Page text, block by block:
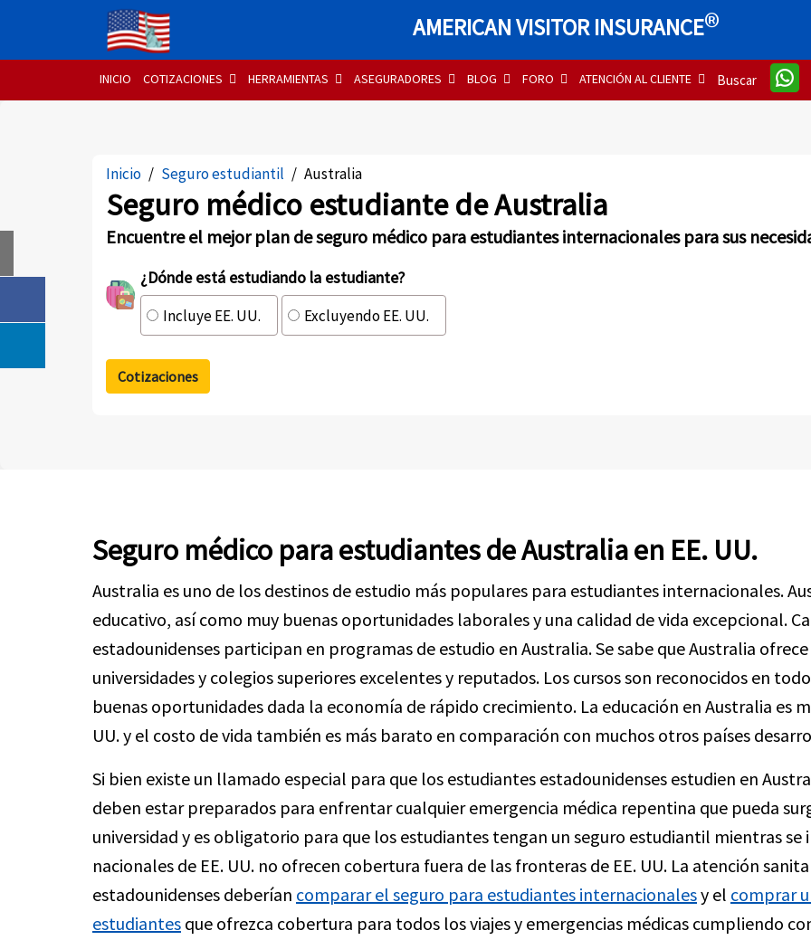
AMERICAN VISITOR INSURANCE®
INICIO COTIZACIONES HERRAMIENTAS ASEGURADORES BLOG FORO ATENCIÓN AL CLIENTE Buscar
Inicio Seguro estudiantil Australia
Seguro médico estudiante de Australia
Encuentre el mejor plan de seguro médico para estudiantes internacionales para sus
¿Dónde está estudiando la estudiante?
Incluye EE. UU. Excluyendo EE. UU.
Cotizaciones
Seguro médico para estudiantes de Australia en EE. UU.
Australia es uno de los destinos de estudio más populares para estudiantes internacionales.
educativo, así como muy buenas oportunidades laborales y una calidad de vida excepcional.
estadounidenses participan en programas de estudio en Australia. Se sabe que Australia
universidades y colegios superiores excelentes y reputados. Los cursos son reconocidos en
buenas oportunidades dada la economía de rápido crecimiento. La educación en Australia es
UU. y el costo de vida también es más barato en comparación con muchos otros países
Si bien existe un llamado especial para que los estudiantes estadounidenses estudien en
deben estar preparados para enfrentar cualquier emergencia médica repentina que pueda
universidad y es obligatorio para que los estudiantes tengan un seguro estudiantil mientras se
nacionales de EE. UU. no ofrecen cobertura fuera de las fronteras de EE. UU. La atención
estadounidenses deberían comparar el seguro para estudiantes internacionalesy el comprar
estudiantes que ofrezca cobertura para todos los viajes y emergencias médicas cumpliendo